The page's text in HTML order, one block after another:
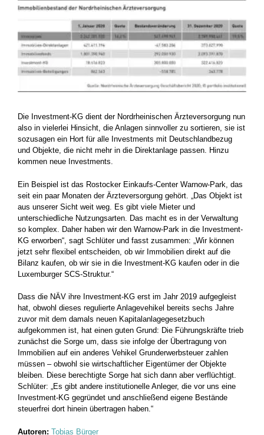
Die Investment-KG dient der Nordrheinischen Ärzteversorgung nun
also in vielerlei Hinsicht, die Anlagen sinnvoller zu sortieren, sie ist
sozusagen ein Hort für alle Investments mit Deutschlandbezug
und Objekte, die nicht mehr in die Direktanlage passen. Hinzu
kommen neue Investments.
Ein Beispiel ist das Rostocker Einkaufs-Center Warnow-Park, das
seit ein paar Monaten der Ärzteversorgung gehört. „Das Objekt ist
aus unserer Sicht weit weg. Es gibt viele Mieter und
unterschiedliche Nutzungsarten. Das macht es in der Verwaltung
so komplex. Daher haben wir den Warnow-Park in die Investment-
KG erworben“, sagt Schlüter und fasst zusammen: „Wir können
jetzt sehr flexibel entscheiden, ob wir Immobilien direkt auf die
Bilanz kaufen, ob wir sie in die Investment-KG kaufen oder in die
Luxemburger SCS-Struktur.“
Dass die NÄV ihre Investment-KG erst im Jahr 2019 aufgegleist
hat, obwohl dieses regulierte Anlagevehikel bereits sechs Jahre
zuvor mit dem damals neuen Kapitalanlagegesetzbuch
aufgekommen ist, hat einen guten Grund: Die Führungskräfte trieb
zunächst die Sorge um, dass sie infolge der Übertragung von
Immobilien auf ein anderes Vehikel Grunderwerbsteuer zahlen
müssen – obwohl sie wirtschaftlicher Eigentümer der Objekte
bleiben. Diese berechtigte Sorge hat sich dann aber verflüchtigt.
Schlüter: „Es gibt andere institutionelle Anleger, die vor uns eine
Investment-KG gegründet und anschließend eigene Bestände
steuerfrei dort hinein übertragen haben.“
Autoren: Tobias Bürger